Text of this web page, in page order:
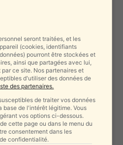
à Istanbul, fleurs à
: la double image de...
seront traitées, et les
(cookies, identifiants
pourront être stockées et
ainsi que partagées avec lui,
ce site. Nos partenaires et
d'utiliser des données de
des partenaires.
de traiter vos données
base de l'intérêt légitime. Vous
vos options ci-dessous.
cette page ou dans le menu du
consentement dans les
confidentialité.